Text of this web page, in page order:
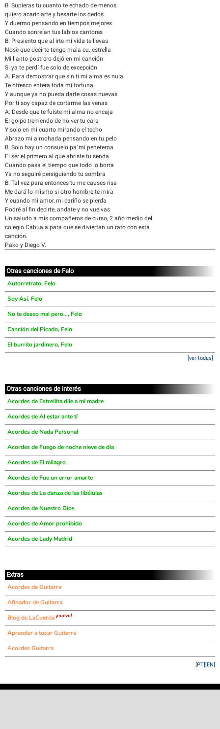
B. Supieras tu cuanto te echado de menos
quiero acariciarte y besarte los dedos
Y duermo pensando en tiempos mejores
Cuando sonreían tus labios cantores
B. Presiento que al irte mi vida te llevas
Nose que decirte tengo mala cu..estrella
Mi llanto postrero dejó en mi canción
Si ya te perdí fue solo de excepción
A. Para demostrar que sin ti mi alma es nula
Te ofresco entera toda mi fortuna
Y aunque ya no pueda darte cosas nuevas
Por tí soy capaz de cortarme las venas
A. Desde que te fuiste mi alma no encaja
El golpe tremendo de no ver tu cara
Y solo en mi cuarto mirando el techo
Abrazo mi almohada pensando en tu pelo
B. Solo hay un consuelo pa´mi peneterna
El ser el primero al que abriste tu senda
Cuando pasa el tiempo que todo lo borra
Ya no seguiré persiguiendo tu sombra
B. Tal vez para entonces tu me causes risa
Me dará lo mismo si otro hombre te mira
Y cuando mi amor, mi cariño se pierda
Podré al fin decirte, andate y no vuelvas
Un saludo a mis compañeros de curso, 2 año medio del
colegio Cahuala para que se diviertan un rato con esta
canción.
Pako y Diego V.
Otras canciones de Felo
Autorretrato, Felo
Soy Así, Felo
No te deseo mal pero..., Felo
Canción del Picado, Felo
El burrito jardinero, Felo
[ver todas]
Otras canciones de interés
Acordes de Estrellita dile a mi madre
Acordes de Al estar ante tí
Acordes de Nada Personal
Acordes de Fuego de noche nieve de dia
Acordes de El milagro
Acordes de Fue un error amarte
Acordes de La danza de las libélulas
Acordes de Nuestro Dios
Acordes de Amor prohibido
Acordes de Lady Madrid
Extras
Acordes de Guitarra
Afinador de Guitarra
Blog de LaCuerda ¡nuevo!
Aprender a tocar Guitarra
Acordes Guitarra
[EN]
[PT]